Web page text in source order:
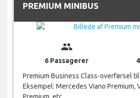
PREMIUM MINIBUS
group
6 Passagerer
Premium Business Class-overførsel
Eksempel: Mercedes Viano Premium,